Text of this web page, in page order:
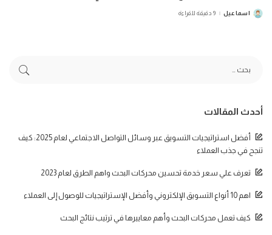
POSTEDاسماعيل 9 دقيقة للقراءة
أحدث المقالات
أفضل استراتيجيات التسويق عبر وسائل التواصل الاجتماعي لعام 2025: كيف
تنجح في جذب العملاء
تعرف علي سعر خدمة تحسين محركات البحث واهم الطرق لعام 2023
اهم 10 أنواع التسويق الإلكتروني وأفضل الإستراتيجيات للوصول إلى العملاء
كيف تعمل محركات البحث وأهم معاييرها في ترتيب نتائج البحث